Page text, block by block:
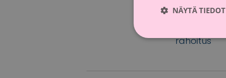
23.9.2021
rahoitus
NÄYTÄ TIEDOT